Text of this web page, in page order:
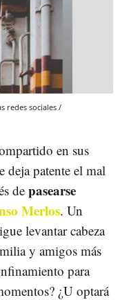
redes sociales /
en sus
deja patente el mal
de pasearse
Merlos. Un
levantar cabeza
y amigos más
para
¿U optará